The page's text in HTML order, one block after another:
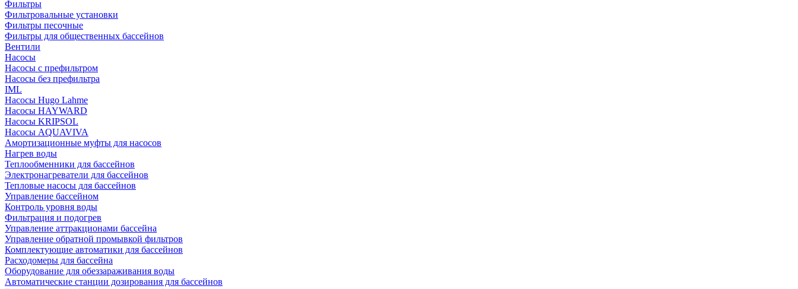
Фильтры
Фильтровальные установки
Фильтры песочные
Фильтры для общественных бассейнов
Вентили
Насосы
Насосы с префильтром
Насосы без префильтра
IML
Насосы Hugo Lahme
Насосы HAYWARD
Насосы KRIPSOL
Насосы AQUAVIVA
Амортизационные муфты для насосов
Нагрев воды
Теплообменники для бассейнов
Электронагреватели для бассейнов
Тепловые насосы для бассейнов
Управление бассейном
Контроль уровня воды
Фильтрация и подогрев
Управление аттракционами бассейна
Управление обратной промывкой фильтров
Комплектующие автоматики для бассейнов
Расходомеры для бассейна
Оборудование для обеззараживания воды
Автоматические станции дозирования для бассейнов